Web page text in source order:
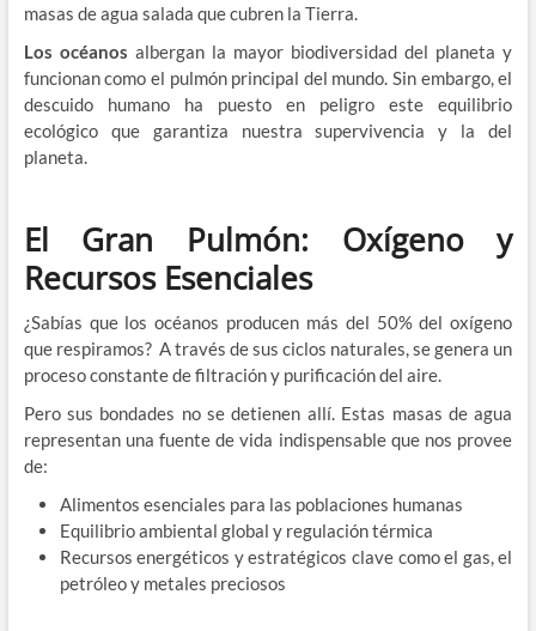
masas de agua salada que cubren la Tierra.
Los océanos albergan la mayor biodiversidad del planeta y
funcionan como el pulmón principal del mundo. Sin embargo, el
descuido humano ha puesto en peligro este equilibrio
ecológico que garantiza nuestra supervivencia y la del
planeta.
El Gran Pulmón: Oxígeno y
Recursos Esenciales
¿Sabías que los océanos producen más del 50% del oxígeno
que respiramos? A través de sus ciclos naturales, se genera un
proceso constante de filtración y purificación del aire.
Pero sus bondades no se detienen allí. Estas masas de agua
representan una fuente de vida indispensable que nos provee
de:
Alimentos esenciales para las poblaciones humanas
Equilibrio ambiental global y regulación térmica
Recursos energéticos y estratégicos clave como el gas, el
petróleo y metales preciosos